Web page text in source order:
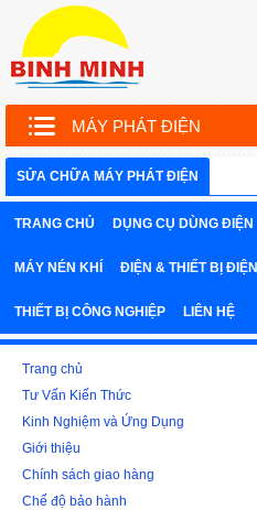
MÁY PHÁT ĐIỆN
SỬA CHỮA MÁY PHÁT ĐIỆN
TRANG CHỦ DỤNG CỤ DÙNG ĐIỆN
MÁY NÉN KHÍ ĐIỆN & THIẾT BỊ ĐIỆN
THIẾT BỊ CÔNG NGHIỆP LIÊN HỆ
Trang chủ
Tư Vấn Kiến Thức
Kinh Nghiệm và Ứng Dụng
Giới thiệu
Chính sách giao hàng
Chế độ bảo hành